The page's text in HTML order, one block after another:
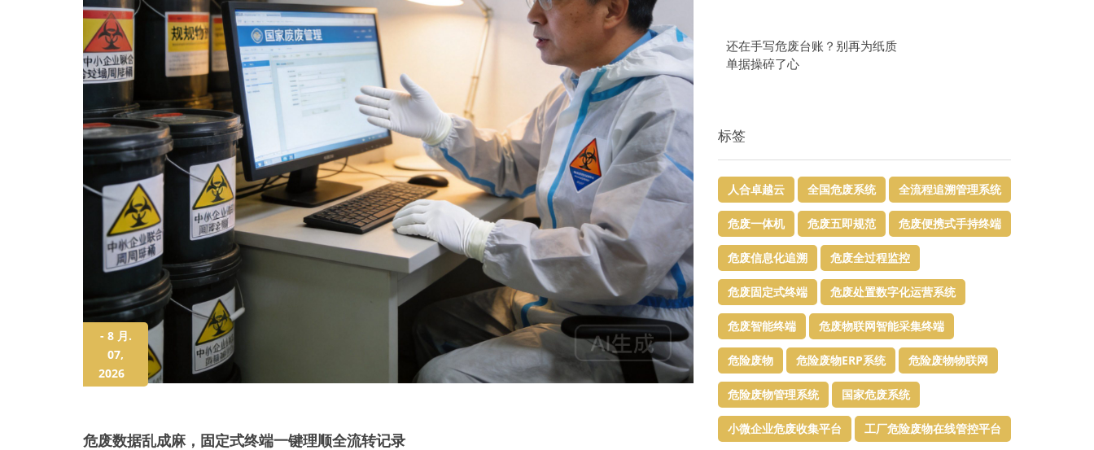
- 8 月.
07,
2026
危废数据乱成麻，固定式终端一键理顺全流转记录
还在手写危废台账？别再为纸质
单据操碎了心
标签
人合卓越云 全国危废系统 全流程追溯管理系统
危废一体机 危废五即规范 危废便携式手持终端
危废信息化追溯 危废全过程监控
危废固定式终端 危废处置数字化运营系统
危废智能终端 危废物联网智能采集终端
危险废物 危险废物ERP系统 危险废物物联网
危险废物管理系统 国家危废系统
小微企业危废收集平台 工厂危险废物在线管控平台